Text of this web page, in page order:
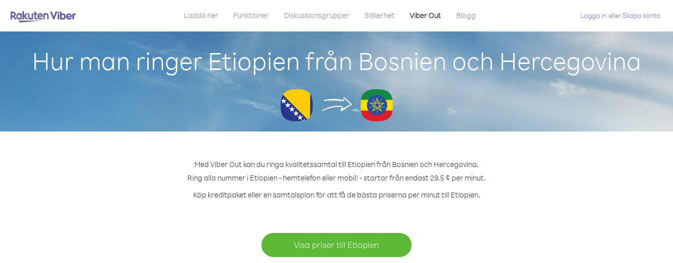
Ladda ner Funktioner Diskussionsgrupper Säkerhet Viber Out Blogg Logga in eller Skapa konto
Hur man ringer Etiopien från Bosnien och Hercegovina
Med Viber Out kan du ringa kvalitetssamtal till Etiopien från Bosnien och Hercegovina.
Ring alla nummer i Etiopien - hemtelefon eller mobil! - startar från endast 29.5 ¢ per minut.
Köp kreditpaket eller en samtalsplan för att få de bästa priserna per minut till Etiopien.
Visa priser till Etiopien